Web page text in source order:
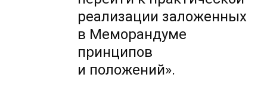
реализации заложенных
в Меморандуме
принципов
и положений».